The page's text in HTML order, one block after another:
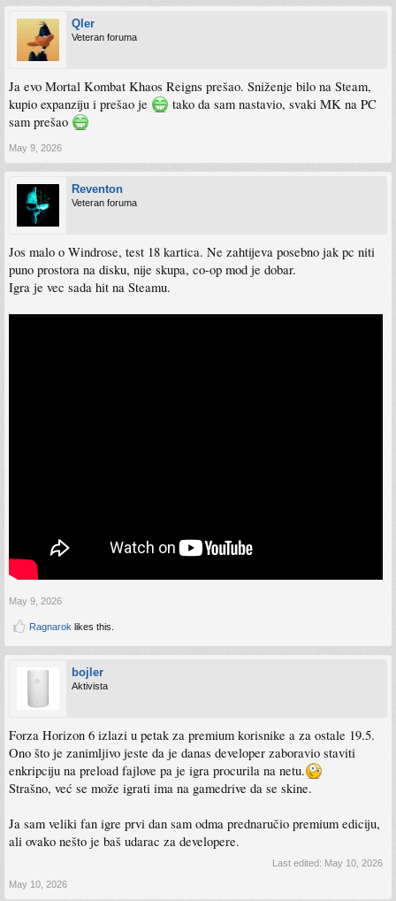
Qler
Veteran foruma
Ja evo Mortal Kombat Khaos Reigns prešao. Sniženje bilo na Steam,
kupio expanziju i prešao je
tako da sam nastavio, svaki MK na PC
sam prešao
May 9, 2026
Reventon
Veteran foruma
Jos malo o Windrose, test 18 kartica. Ne zahtijeva posebno jak pc niti
puno prostora na disku, nije skupa, co-op mod je dobar.
Igra je vec sada hit na Steamu.
May 9, 2026
Ragnarok likes this.
bojler
Aktivista
Forza Horizon 6 izlazi u petak za premium korisnike a za ostale 19.5.
Ono što je zanimljivo jeste da je danas developer zaboravio staviti
enkripciju na preload fajlove pa je igra procurila na netu.
Strašno, već se može igrati ima na gamedrive da se skine.
Ja sam veliki fan igre prvi dan sam odma prednaručio premium ediciju,
ali ovako nešto je baš udarac za developere.
Last edited: May 10, 2026
May 10, 2026